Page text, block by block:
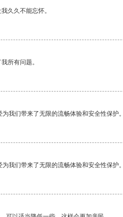
久久不能忘怀。
所有问题。
我们带来了无限的流畅体验和安全性保护
我们带来了无限的流畅体验和安全性保护